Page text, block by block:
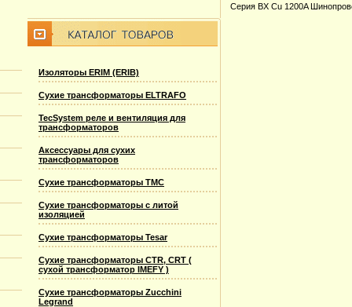
Изоляторы ERIM (ERIB)
Сухие трансформаторы ELTRAFO
TecSystem реле и вентиляция для
трансформаторов
Аксессуары для сухих
трансформаторов
Сухие трансформаторы TMC
Сухие трансформаторы с литой
изоляцией
Сухие трансформаторы Tesar
Сухие трансформаторы CTR, CRT (
сухой трансформатор IMEFY )
Сухие трансформаторы Zucchini
Legrand
Серия ВХ Cu 1200A